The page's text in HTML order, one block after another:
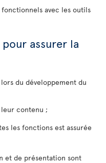
avec les outils
assurer la
du développement du
contenu ;
les fonctions est assurée
et de présentation sont